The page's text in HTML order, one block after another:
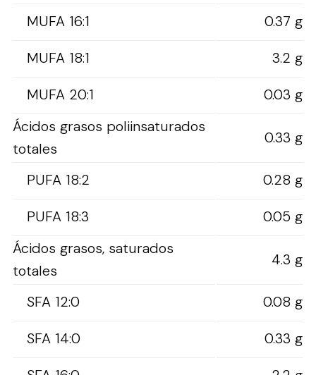
MUFA 16:1
0.37 g
MUFA 18:1
3.2 g
MUFA 20:1
0.03 g
Ácidos grasos poliinsaturados
totales
0.33 g
PUFA 18:2
0.28 g
PUFA 18:3
0.05 g
Ácidos grasos, saturados
totales
4.3 g
SFA 12:0
0.08 g
SFA 14:0
0.33 g